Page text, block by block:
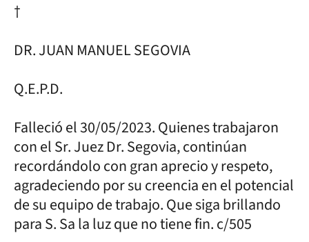
†
DR. JUAN MANUEL SEGOVIA
Q.E.P.D.
Falleció el 30/05/2023. Quienes trabajaron
con el Sr. Juez Dr. Segovia, continúan
recordándolo con gran aprecio y respeto,
agradeciendo por su creencia en el potencial
de su equipo de trabajo. Que siga brillando
para S. Sa la luz que no tiene fin. c/505